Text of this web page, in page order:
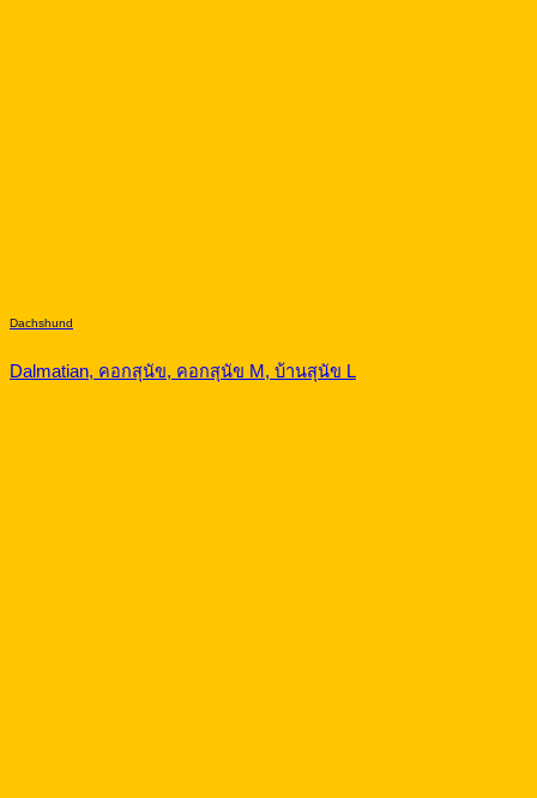
Dachshund
Dalmatian, คอกสุนัข, คอกสุนัข M, บ้านสุนัข L